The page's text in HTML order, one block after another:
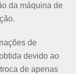
da máquina de
de
devido ao
de apenas